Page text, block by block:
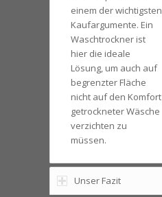
einem der wichtigsten
Kaufargumente. Ein
Waschtrockner ist
hier die ideale
Lösung, um auch auf
begrenzter Fläche
nicht auf den Komfort
getrockneter Wäsche
verzichten zu
müssen.
Unser Fazit